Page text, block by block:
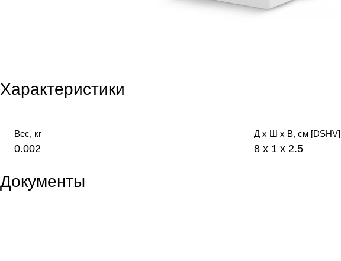
Характеристики
Вес, кг
0.002
Д х Ш х В, см [DSHV]
8 x 1 x 2.5
Документы